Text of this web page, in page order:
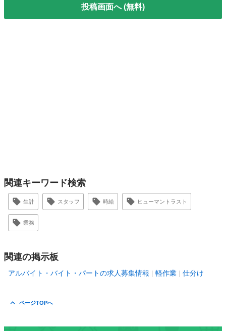
投稿画面へ (無料)
関連キーワード検索
生計 スタッフ 時給 ヒューマントラスト
業務
関連の掲示板
アルバイト・バイト・パートの求人募集情報 軽作業 仕分け
ページTOPへ